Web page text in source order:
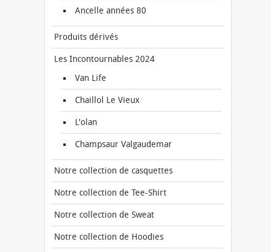
Ancelle années 80
Produits dérivés
Les Incontournables 2024
Van Life
Chaillol Le Vieux
L'olan
Champsaur Valgaudemar
Notre collection de casquettes
Notre collection de Tee-Shirt
Notre collection de Sweat
Notre collection de Hoodies